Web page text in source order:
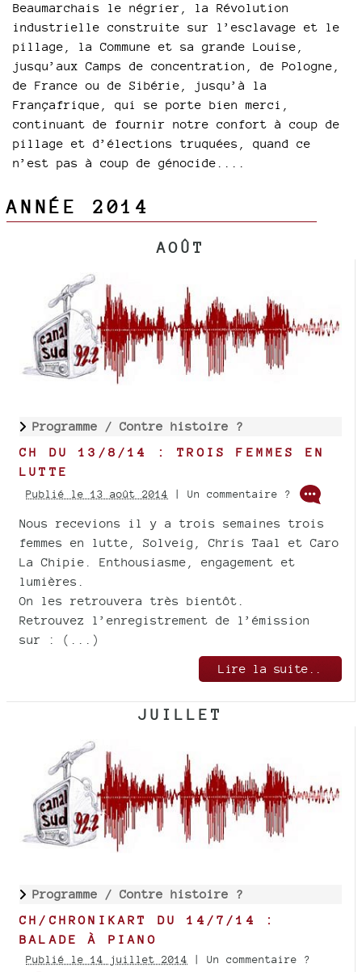
Beaumarchais le négrier, la Révolution
industrielle construite sur l’esclavage et le
pillage, la Commune et sa grande Louise,
jusqu’aux Camps de concentration, de Pologne,
de France ou de Sibérie, jusqu’à la
Françafrique, qui se porte bien merci,
continuant de fournir notre confort à coup de
pillage et d’élections truquées, quand ce
n’est pas à coup de génocide....
ANNÉE 2014
AOÛT
Programme / Contre histoire ?
CH DU 13/8/14 : TROIS FEMMES EN
LUTTE
Publié le 13 août 2014 | Un commentaire ?
Nous recevions il y a trois semaines trois
femmes en lutte, Solveig, Chris Taal et Caro
La Chipie. Enthousiasme, engagement et
lumières.
On les retrouvera très bientôt.
Retrouvez l’enregistrement de l’émission
sur : (...)
Lire la suite..
JUILLET
Programme / Contre histoire ?
CH/CHRONIKART DU 14/7/14 :
BALADE À PIANO
Publié le 14 juillet 2014 | Un commentaire ?